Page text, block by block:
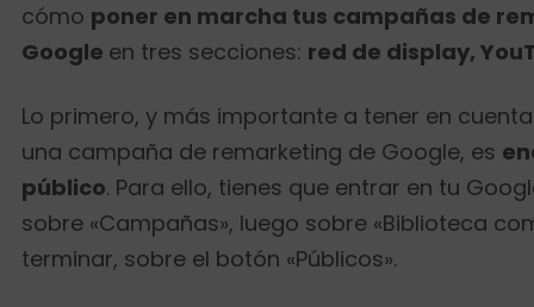
cómo poner en marcha tus campañas de
Google en tres secciones: red de display,
Lo primero, y más importante a tener en
una campaña de remarketing de Google, es
público. Para ello, tienes que entrar en tu
sobre «Campañas», luego sobre «Biblioteca
terminar, sobre el botón «Públicos».